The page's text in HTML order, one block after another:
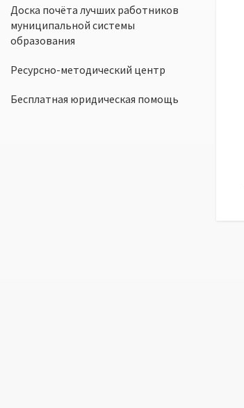
Доска почёта лучших работников
муниципальной системы
образования
Ресурсно-методический центр
Бесплатная юридическая помощь